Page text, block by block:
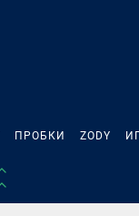
ПРОБКИ ZODY